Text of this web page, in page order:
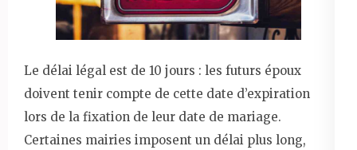
Le délai légal est de 10 jours : les futurs époux
doivent tenir compte de cette date d’expiration
lors de la fixation de leur date de mariage.
Certaines mairies imposent un délai plus long,